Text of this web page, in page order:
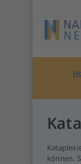
Anfang
können.